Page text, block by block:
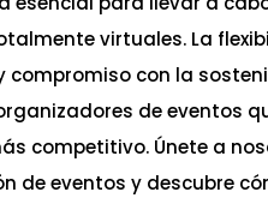
virtuales. La
compromiso con la
de eventos
competitivo. Únete a
de eventos y descubre